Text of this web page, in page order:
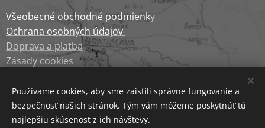
Všeobecné obchodné podmienky
Ochrana osobných údajov
Doprava a platba
Zásady cookies
Používame cookies, aby sme zaistili správne fungovanie a
bezpečnosť našich stránok. Tým vám môžeme poskytnúť tú
najlepšiu skúsenosť z ich návštevy.